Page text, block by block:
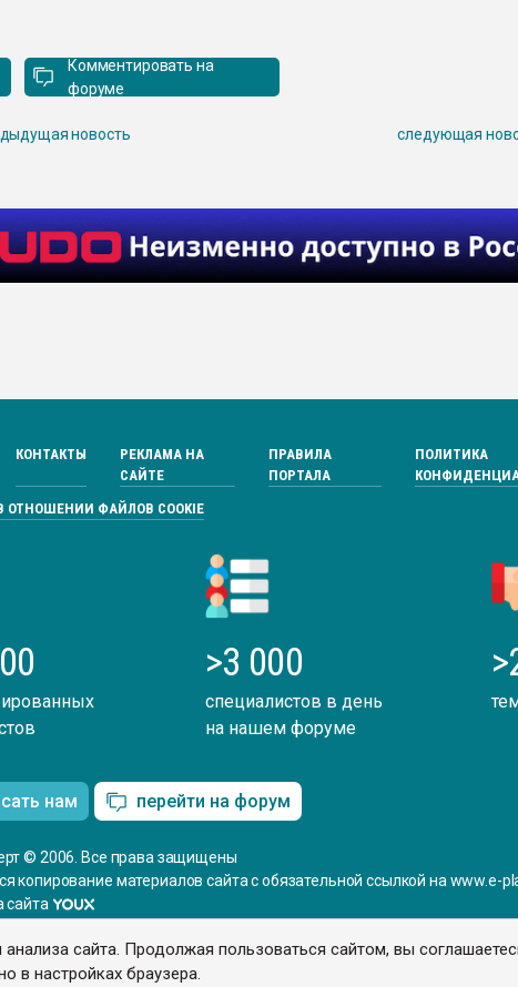
сайта. Продолжая пользоваться сайтом, вы
в настройках браузера.
Комментировать на
форуме
новость следующая
КОНТАКТЫ
РЕКЛАМА НА
САЙТЕ
ПРАВИЛА
ПОРТАЛА
ПОЛИТИКА
ОТНОШЕНИИ ФАЙЛОВ COOKIE
>3 000
специалистов в день
на нашем форуме
нам перейти на форум
© 2006. Все права защищены
копирование материалов сайта с обязательной ссылкой на www.e-
сайта